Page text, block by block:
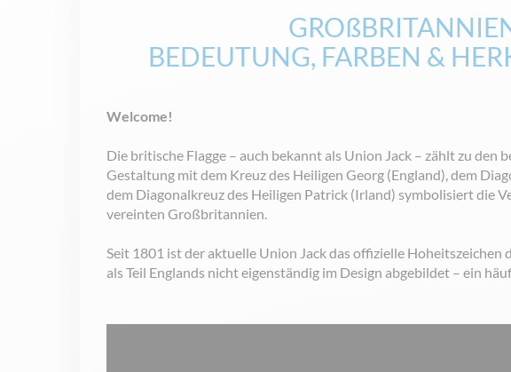
BEDEUTUNG, FARBEN &
Welcome!
Die britische Flagge – auch bekannt als Union Jack – zählt zu den
Gestaltung mit dem Kreuz des Heiligen Georg (England), dem
dem Diagonalkreuz des Heiligen Patrick (Irland) symbolisiert die
vereinten Großbritannien.
Seit 1801 ist der aktuelle Union Jack das offizielle
als Teil Englands nicht eigenständig im Design abgebildet – ein